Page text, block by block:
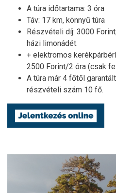
A túra időtartama: 3 óra
Táv: 17 km, könnyű túra
Részvételi díj: 3000
házi limonádét.
+ elektromos
2500 Forint/2 óra (csak
A túra már 4 főtől
részvételi szám 10 fő.